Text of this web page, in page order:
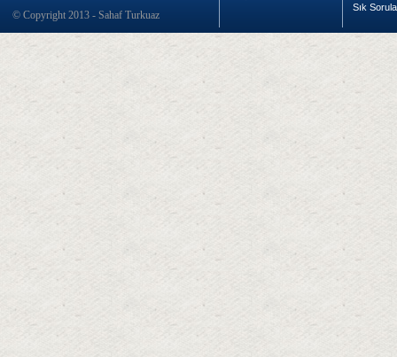
© Copyright 2013 - Sahaf Turkuaz
Sık